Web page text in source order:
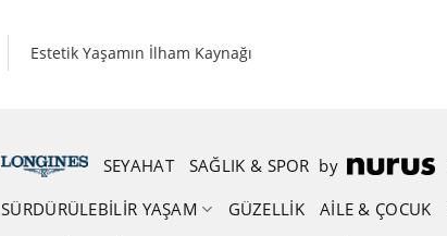
Estetik Yaşamın İlham Kaynağı
SEYAHAT SAĞLIK & SPOR by
SÜRDÜRÜLEBILIR YAŞAM GÜZELLIK AİLE & ÇOCUK